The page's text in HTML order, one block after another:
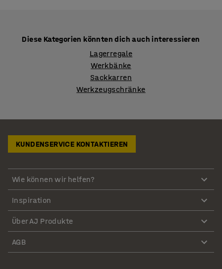
Diese Kategorien könnten dich auch interessieren
Lagerregale
Werkbänke
Sackkarren
Werkzeugschränke
KUNDENSERVICE KONTAKTIEREN
Wie können wir helfen?
Inspiration
Über AJ Produkte
AGB